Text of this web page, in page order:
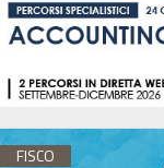
FISCO